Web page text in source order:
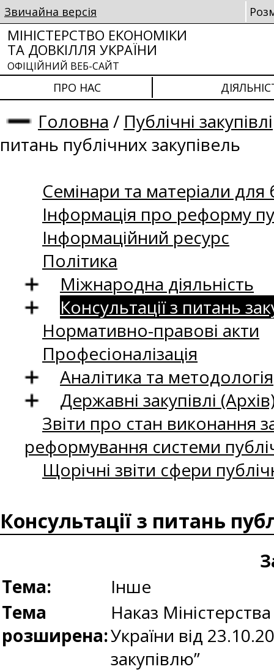
Звичайна версія
МІНІСТЕРСТВО ЕКОНОМІКИ
ТА ДОВКІЛЛЯ УКРАЇНИ
ОФІЦІЙНИЙ ВЕБ-САЙТ
ПРО НАС
Головна / Публічні закупівлі
питань публічних закупівель
Семінари та матеріали для
Інформація про реформу
Інформаційний ресурс
Політика
Міжнародна діяльність
Консультації з питань
Нормативно-правові акти
Професіоналізація
Аналітика та методологія
Державні закупівлі
Звіти про стан виконання
реформування системи
Щорічні звіти сфери
Консультації з питань
Тема:
Інше
Тема
розширена:
Наказ
України від
закупівлю”